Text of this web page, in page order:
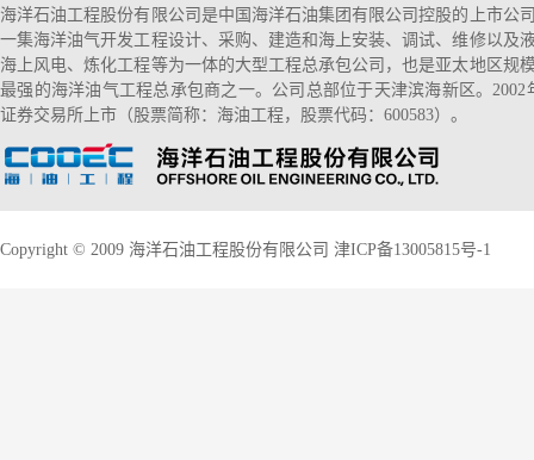
海洋石油工程股份有限公司是中国海洋石油集团有限公司控股的上市公
一集海洋油气开发工程设计、采购、建造和海上安装、调试、维修以及
海上风电、炼化工程等为一体的大型工程总承包公司，也是亚太地区规
最强的海洋油气工程总承包商之一。公司总部位于天津滨海新区。2002
证券交易所上市（股票简称：海油工程，股票代码：600583）。
Copyright © 2009 海洋石油工程股份有限公司 津ICP备13005815号-1